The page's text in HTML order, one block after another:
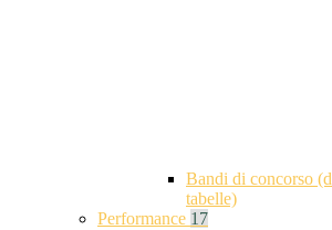
Bandi di concorso
tabelle)
Performance 17